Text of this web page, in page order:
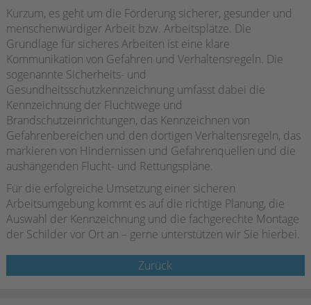
Kurzum, es geht um die Förderung sicherer, gesunder und
menschenwürdiger Arbeit bzw. Arbeitsplätze. Die
Grundlage für sicheres Arbeiten ist eine klare
Kommunikation von Gefahren und Verhaltensregeln. Die
sogenannte Sicherheits- und
Gesundheitsschutzkennzeichnung umfasst dabei die
Kennzeichnung der Fluchtwege und
Brandschutzeinrichtungen, das Kennzeichnen von
Gefahrenbereichen und den dortigen Verhaltensregeln, das
markieren von Hindernissen und Gefahrenquellen und die
aushängenden Flucht- und Rettungspläne.
Für die erfolgreiche Umsetzung einer sicheren
Arbeitsumgebung kommt es auf die richtige Planung, die
Auswahl der Kennzeichnung und die fachgerechte Montage
der Schilder vor Ort an – gerne unterstützen wir Sie hierbei.
Zurück